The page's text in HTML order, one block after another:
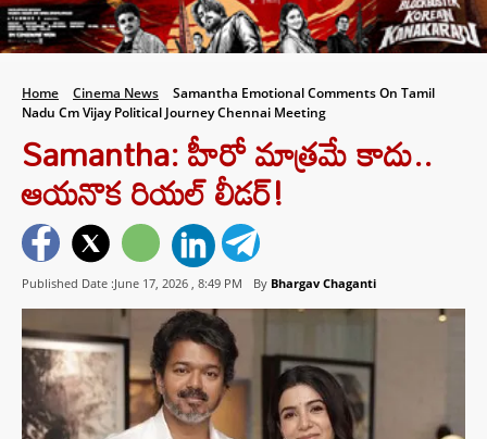
Home Cinema News
Samantha Emotional Comments On Tamil
Nadu Cm Vijay Political Journey Chennai Meeting
Samantha: హీరో మాత్రమే కాదు..
ఆయనొక రియల్ లీడర్!
Published Date :June 17, 2026 , 8:49 PM By Bhargav Chaganti